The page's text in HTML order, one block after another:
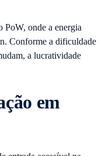
PoW, onde a energia
Conforme a dificuldade
a lucratividade
em